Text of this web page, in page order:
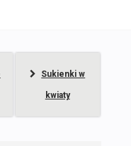
Sukienki w
kwiaty